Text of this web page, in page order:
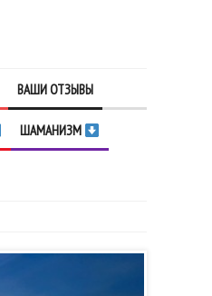
ВАШИ ОТЗЫВЫ
ШАМАНИЗМ